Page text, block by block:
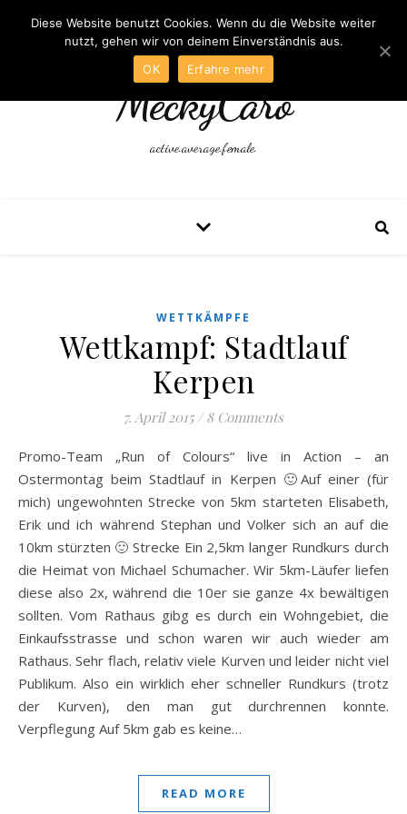
MeckyCaro
active.average.female.
WETTKÄMPFE
Wettkampf: Stadtlauf
Kerpen
7. April 2015 / 8 Comments
Promo-Team „Run of Colours“ live in Action – an
Ostermontag beim Stadtlauf in Kerpen 🙂Auf einer (für
mich) ungewohnten Strecke von 5km starteten Elisabeth,
Erik und ich während Stephan und Volker sich an auf die
10km stürzten 🙂 Strecke Ein 2,5km langer Rundkurs durch
die Heimat von Michael Schumacher. Wir 5km-Läufer liefen
diese also 2x, während die 10er sie ganze 4x bewältigen
sollten. Vom Rathaus gibg es durch ein Wohngebiet, die
Einkaufsstrasse und schon waren wir auch wieder am
Rathaus. Sehr flach, relativ viele Kurven und leider nicht viel
Publikum. Also ein wirklich eher schneller Rundkurs (trotz
der Kurven), den man gut durchrennen konnte.
Verpflegung Auf 5km gab es keine…
READ MORE
Diese Website benutzt Cookies. Wenn du die Website weiter
nutzt, gehen wir von deinem Einverständnis aus.
OK
Erfahre mehr